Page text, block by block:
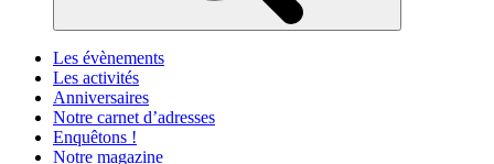
Les évènements
Les activités
Anniversaires
Notre carnet d’adresses
Enquêtons !
Notre magazine